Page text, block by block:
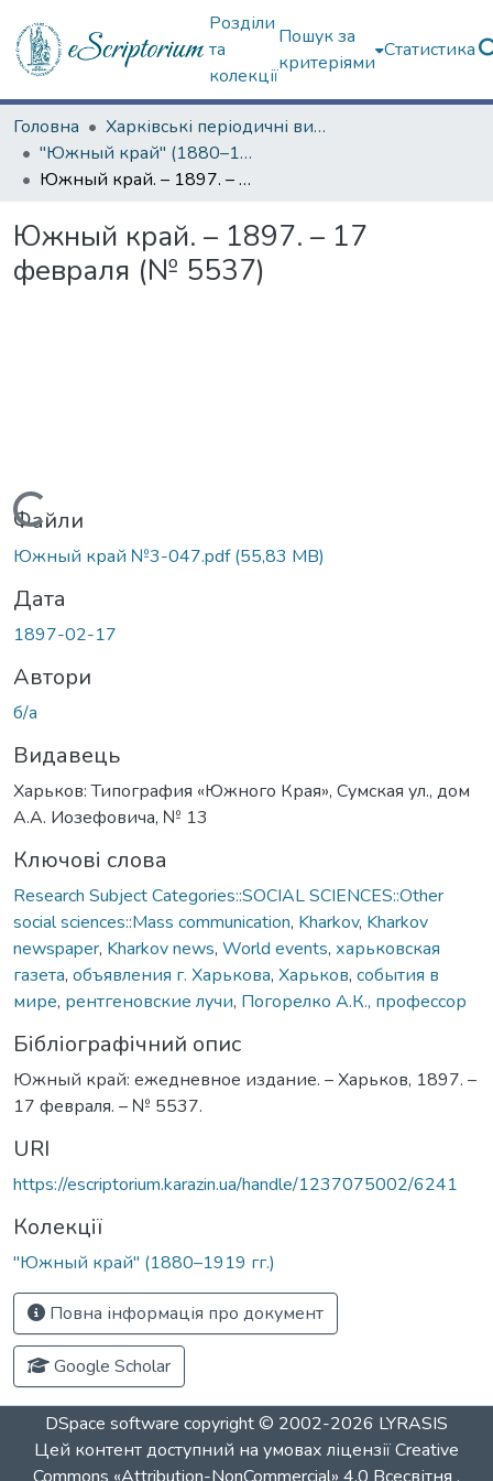
Розділи
та
колекції
Пошук за
критеріями
Статистика
Головна
Харківські періодичні видання
"Южный край" (1880–1919 гг.)
Южный край. – 1897. – 17 февраля (№ 5537)
Южный край. – 1897. – 17
февраля (№ 5537)
Вантажиться...
Файли
Южный край №3-047.pdf(55,83 MB)
Дата
1897-02-17
Автори
б/а
Видавець
Харьков: Типография «Южного Края», Сумская ул., дом
А.А. Иозефовича, № 13
Ключові слова
Research Subject Categories::SOCIAL SCIENCES::Other
social sciences::Mass communication, Kharkov, Kharkov
newspaper, Kharkov news, World events, харьковская
газета, объявления г. Харькова, Харьков, события в
мире, рентгеновские лучи, Погорелко А.К., профессор
Бібліографічний опис
Южный край: ежедневное издание. – Харьков, 1897. –
17 февраля. – № 5537.
URI
https://escriptorium.karazin.ua/handle/1237075002/6241
Колекції
"Южный край" (1880–1919 гг.)
Повна інформація про документ
Google Scholar
DSpace software copyright © 2002-2026 LYRASIS
Цей контент доступний на умовах ліцензіїCreative